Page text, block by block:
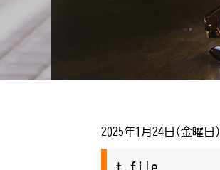
2025年1月24日(金曜日)
t_file